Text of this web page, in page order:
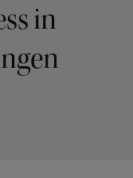
in